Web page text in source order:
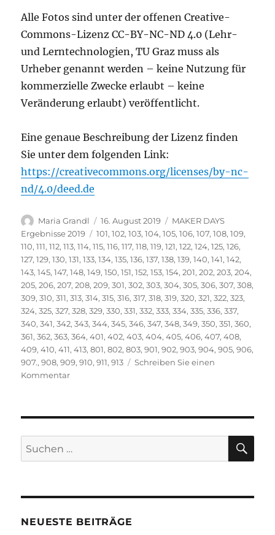
Alle Fotos sind unter der offenen Creative-
Commons-Lizenz CC-BY-NC-ND 4.0 (Lehr-
und Lerntechnologien, TU Graz muss als
Urheber genannt werden – keine Nutzung für
kommerzielle Zwecke erlaubt – keine
Veränderung erlaubt) veröffentlicht.
Eine genaue Beschreibung der Lizenz finden
Sie unter dem folgenden Link:
https://creativecommons.org/licenses/by-nc-
nd/4.0/deed.de
Autor
Maria Grandl
Veröffentlicht
am
16. August 2019 Kategorien
MAKER DAYS
Ergebnisse 2019
Schlagwörter
101,102,103,104,105,106,107,108,109,
110,111,112,113,114,115,116,117,118,119,121,122,124,125,126,
127,129,130,131,133,134,135,136,137,138,139,140,141,142,
143,145,147,148,149,150,151,152,153,154,201,202,203,204,
205,206,207,208,209,301,302,303,304,305,306,307,308,
309,310,311,313,314,315,316,317,318,319,320,321,322,323,
324,325,327,328,329,330,331,332,333,334,335,336,337,
340,341,342,343,344,345,346,347,348,349,350,351,360,
361,362,363,364,401,402,403,404,405,406,407,408,
409,410,411,413,801,802,803,901,902,903,904,905,906,
907.,908,909,910,911,913
Schreiben Sie einen
Kommentarzu
Teilnahme
an
den
kids
Suchen
nach:
NEUESTE BEITRÄGE